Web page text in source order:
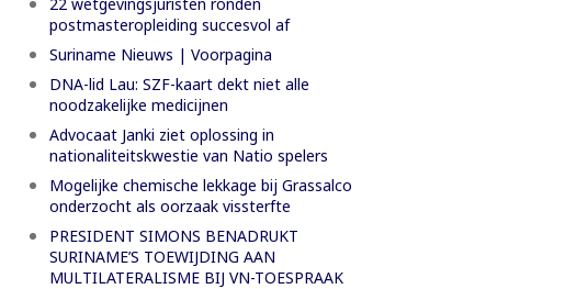
postmasteropleiding succesvol af
Suriname Nieuws | Voorpagina
DNA-lid Lau: SZF-kaart dekt niet alle
noodzakelijke medicijnen
Advocaat Janki ziet oplossing in
nationaliteitskwestie van Natio spelers
Mogelijke chemische lekkage bij Grassalco
onderzocht als oorzaak vissterfte
PRESIDENT SIMONS BENADRUKT
SURINAME’S TOEWIJDING AAN
MULTILATERALISME BIJ VN-TOESPRAAK